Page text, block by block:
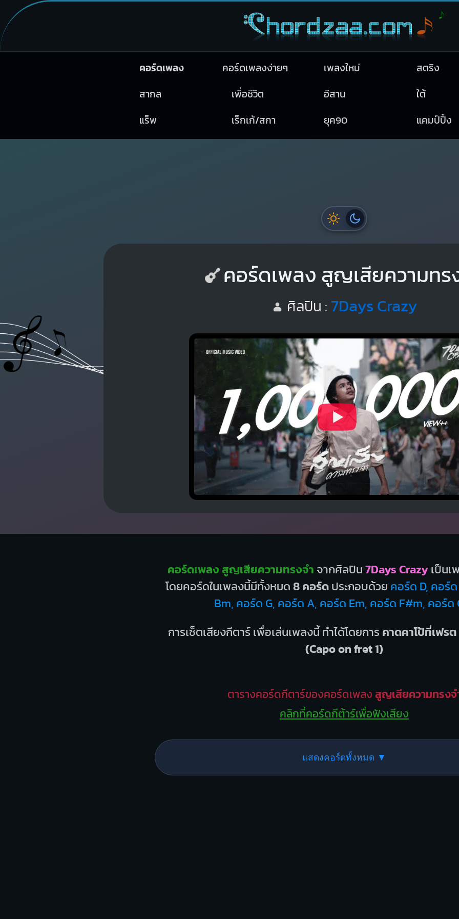
คอร์ดเพลง คอร์ดเพลงง่ายๆ เพลงใหม่
สตริง
สากล
เพื่อชีวิต อีสาน
ใต้
แร็พ
เร็กเก้/สกา ยุค90 แคมป์ปิ้ง
คอร์ดเพลง สูญเสียความทร
ศิลปิน : 7Days Crazy
คอร์ดเพลง สูญเสียความทรงจำ จากศิลปิน7Days Crazyเป็นเ
โดยคอร์ดในเพลงนี้มีทั้งหมด8 คอร์ดประกอบด้วย คอร์ด D, คอร์
Bm, คอร์ด G, คอร์ด A, คอร์ด Em, คอร์ด F#m, คอร์ด
การเซ็ตเสียงกีตาร์ เพื่อเล่นเพลงนี้ ทำได้โดยการ คาดคาโป้ที่เฟร
(Capo on fret 1)
ตารางคอร์ดกีตาร์ของคอร์ดเพลงสูญเสียความทรงจ
คลิกที่คอร์ดกีต้าร์เพื่อฟังเสียง
แสดงคอร์ดทั้งหมด ▼